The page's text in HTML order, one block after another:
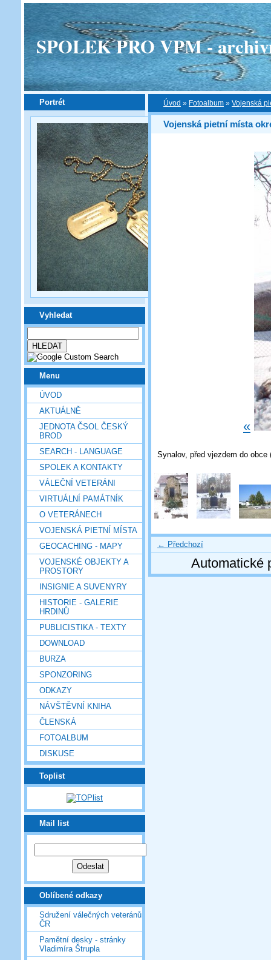
SPOLEK PRO VPM -
Portrét
Vyhledat
Menu
ÚVOD
AKTUÁLNĚ
JEDNOTA ČSOL ČESKÝ
BROD
SEARCH - LANGUAGE
SPOLEK A KONTAKTY
VÁLEČNÍ VETERÁNI
VIRTUÁLNÍ PAMÁTNÍK
O VETERÁNECH
VOJENSKÁ PIETNÍ MÍSTA
GEOCACHING - MAPY
VOJENSKÉ OBJEKTY A
PROSTORY
INSIGNIE A SUVENYRY
HISTORIE - GALERIE
HRDINŮ
PUBLICISTIKA - TEXTY
DOWNLOAD
BURZA
SPONZORING
ODKAZY
NÁVŠTĚVNÍ KNIHA
ČLENSKÁ
FOTOALBUM
DISKUSE
Toplist
Mail list
Oblíbené odkazy
Sdružení válečných veteránů
ČR
Pamětní desky - stránky
Vladimíra Štrupla
Úvod » Fotoalbum » Vojenská
Vojenská pietní místa
«
Synalov, před vjezdem do
← Předchozí
Automatické